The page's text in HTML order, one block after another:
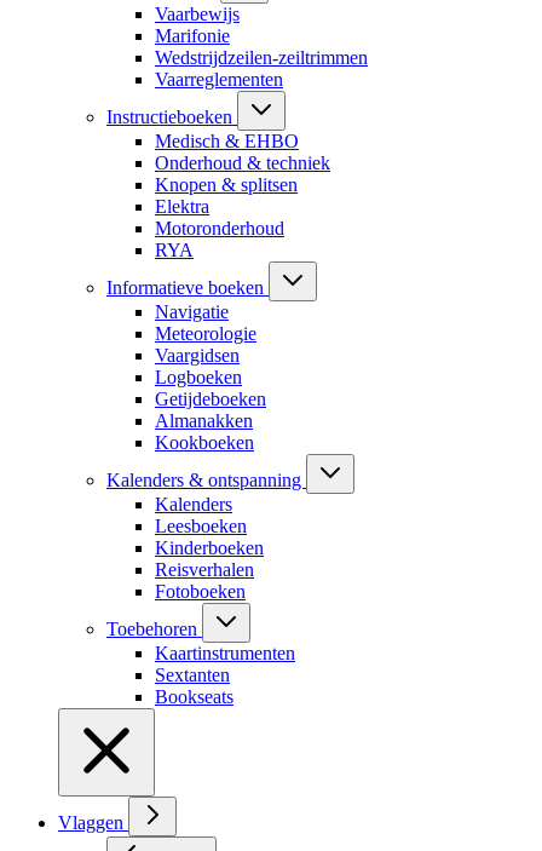
Vaarbewijs
Marifonie
Wedstrijdzeilen-zeiltrimmen
Vaarreglementen
Instructieboeken
Medisch & EHBO
Onderhoud & techniek
Knopen & splitsen
Elektra
Motoronderhoud
RYA
Informatieve boeken
Navigatie
Meteorologie
Vaargidsen
Logboeken
Getijdeboeken
Almanakken
Kookboeken
Kalenders & ontspanning
Kalenders
Leesboeken
Kinderboeken
Reisverhalen
Fotoboeken
Toebehoren
Kaartinstrumenten
Sextanten
Bookseats
Vlaggen